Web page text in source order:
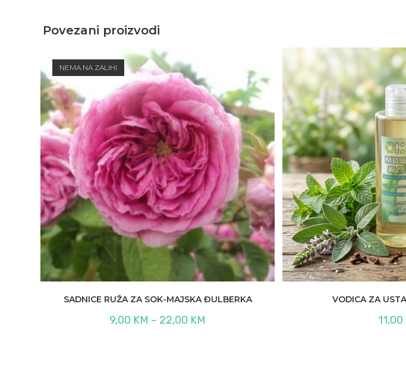
Povezani proizvodi
NEMA NA ZALIHI
SADNICE RUŽA ZA SOK-MAJSKA ĐULBERKA
9,00 KM – 22,00 KM
VODICA ZA
11,00